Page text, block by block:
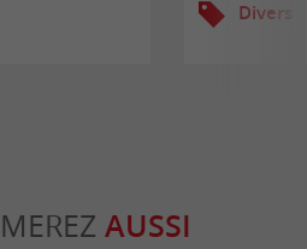
Divers
AUSSI